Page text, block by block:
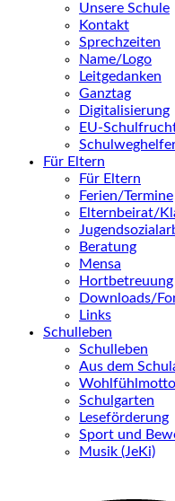
Unsere Schule
Kontakt
Sprechzeiten
Name/Logo
Leitgedanken
Ganztag
Digitalisierung
EU-
Für Eltern
Für Eltern
Ferien/Termine
Elternbeirat/
Beratung
Mensa
Hortbetreuung
Downloads/
Links
Schulleben
Schulleben
Aus dem
Wohlfühlmotto
Schulgarten
Leseförderung
Sport und
Musik (JeKi)